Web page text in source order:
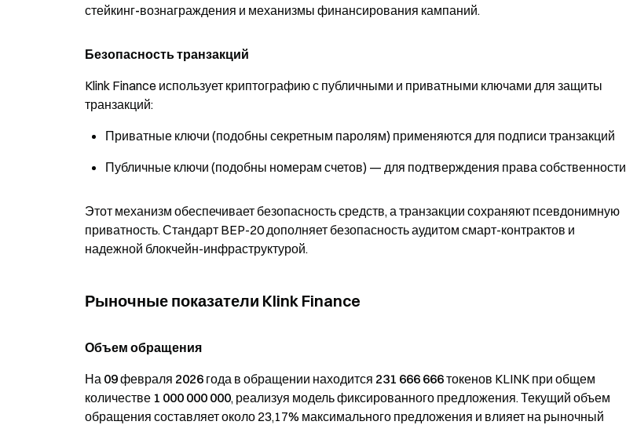
стейкинг-вознаграждения и механизмы финансирования кампаний.
Безопасность транзакций
Klink Finance использует криптографию с публичными и приватными ключами для защиты
транзакций:
Приватные ключи (подобны секретным паролям) применяются для подписи транзакций
Публичные ключи (подобны номерам счетов) — для подтверждения права собственности
Этот механизм обеспечивает безопасность средств, а транзакции сохраняют псевдонимную
приватность. Стандарт BEP-20 дополняет безопасность аудитом смарт-контрактов и
надежной блокчейн-инфраструктурой.
Рыночные показатели Klink Finance
Объем обращения
На 09 февраля 2026 года в обращении находится 231 666 666токенов KLINK при общем
количестве 1 000 000 000, реализуя модель фиксированного предложения. Текущий объем
обращения составляет около 23,17% максимального предложения и влияет на рыночный